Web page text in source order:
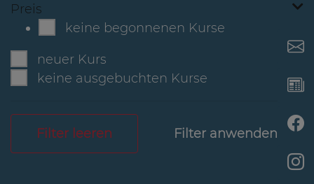
Preis
keine begonnenen Kurse
neuer Kurs
keine ausgebuchten Kurse
Filter leeren